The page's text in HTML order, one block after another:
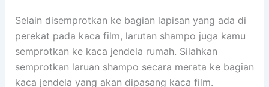
Selain disemprotkan ke bagian lapisan yang ada di
perekat pada kaca film, larutan shampo juga kamu
semprotkan ke kaca jendela rumah. Silahkan
semprotkan laruan shampo secara merata ke bagian
kaca jendela yang akan dipasang kaca film.